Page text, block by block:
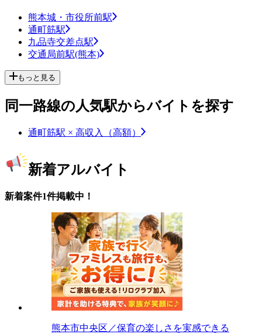
熊本城・市役所前駅
通町筋駅
九品寺交差点駅
交通局前駅(熊本)
もっと見る
同一路線の人気駅からバイトを探す
通町筋駅 × 高収入（高額）
新着アルバイト
新着案件1件掲載中！
熊本市中央区／保育の楽しさを実感できる